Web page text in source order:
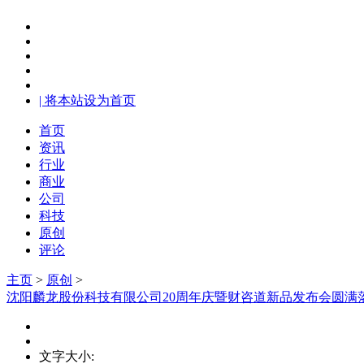
| 将本站设为首页
首页
资讯
行业
商业
公司
科技
原创
评论
主页 > 原创 >
沈阳麟龙股份科技有限公司20周年庆暨财咨道新品发布会圆满
文字大小: